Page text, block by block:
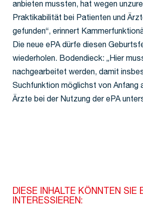
anbieten mussten, hat wegen
Praktikabilität bei Patienten und
gefunden“, erinnert
Die neue ePA dürfe diesen
wiederholen. Bodendieck: „Hier
nachgearbeitet werden, damit
Suchfunktion möglichst von Anfang
Ärzte bei der Nutzung der ePA
DIESE INHALTE KÖNNTEN SIE
INTERESSIEREN: